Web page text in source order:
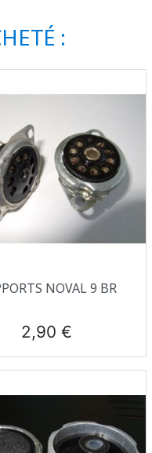
:
Aperçu rapide
NOVAL 9 BR
Prix
2,90 €